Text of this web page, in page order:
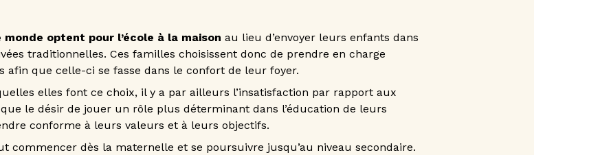
optent pour l’école à la maison au lieu d’envoyer leurs enfants dans
traditionnelles. Ces familles choisissent donc de prendre en charge
afin que celle-ci se fasse dans le confort de leur foyer.
elles font ce choix, il y a par ailleurs l’insatisfaction par rapport aux
le désir de jouer un rôle plus déterminant dans l’éducation de leurs
conforme à leurs valeurs et à leurs objectifs.
commencer dès la maternelle et se poursuivre jusqu’au niveau secondaire.